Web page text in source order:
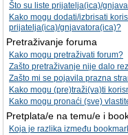
Što su liste prijatelja(ica)/
Kako mogu dodati/izbrisati
prijatelja(ica)/gnjavatora(ica)?
Pretraživanje foruma
Kako mogu pretraživati forum?
Zašto pretraživanje nije dalo
Zašto mi se pojavila prazna
Kako mogu (pre)traži(va)ti
Kako mogu pronaći (sve)
Pretplata/e na temu/e i
Koja je razlika između